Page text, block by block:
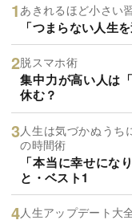
あきれるほど小さい
「つまらない人生
脱スマホ術
集中力が高い人は
休む？
人生は気づかぬうち
の時間術
「本当に幸せにな
と・ベスト1
人生アップデート大